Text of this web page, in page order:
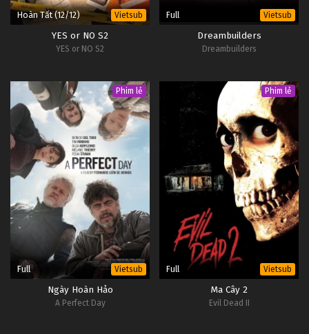
Hoàn Tất (12/12) Vietsub
YES or NO S2
YES or NO S2
Full Vietsub
Dreambuilders
Dreambuilders
Phim lẻ
Full Vietsub
Ngày Hoàn Hảo
A Perfect Day
Phim lẻ
Full Vietsub
Ma Cây 2
Evil Dead II